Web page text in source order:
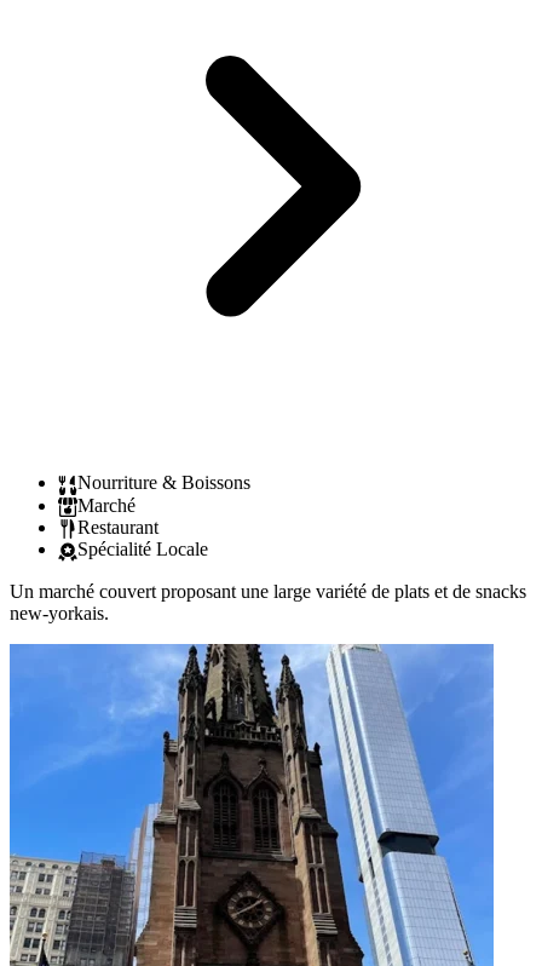
Nourriture & Boissons
Marché
Restaurant
Spécialité Locale
Un marché couvert proposant une large variété de plats et de snacks
new-yorkais.